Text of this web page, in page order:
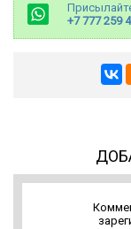
+7 777 259